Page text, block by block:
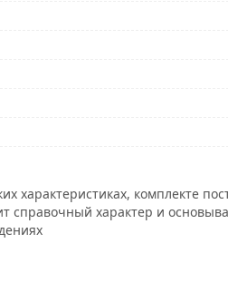
характеристиках, комплекте
справочный характер и